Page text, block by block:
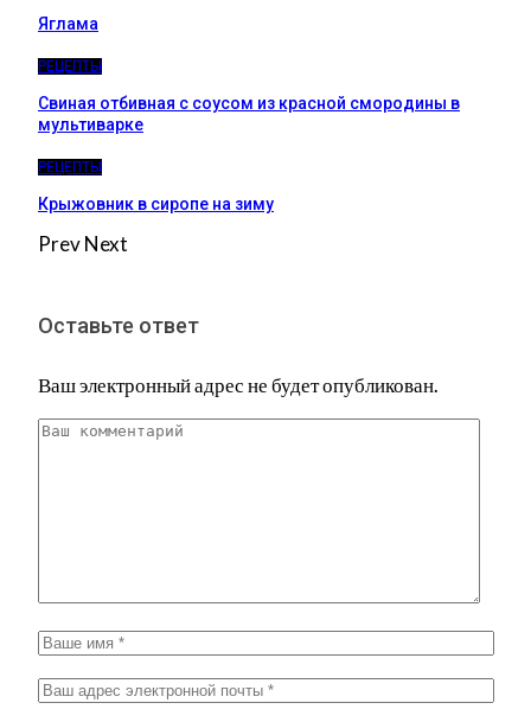
Яглама
РЕЦЕПТЫ
Свиная отбивная с соусом из красной смородины в
мультиварке
РЕЦЕПТЫ
Крыжовник в сиропе на зиму
PrevNext
Оставьте ответ
Ваш электронный адрес не будет опубликован.